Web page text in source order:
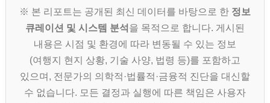
※ 본 리포트는 공개된 최신 데이터를 바탕으로 한 정보
큐레이션 및 시스템 분석 을 목적으로 합니다. 게시된
내용은 시점 및 환경에 따라 변동될 수 있는 정보
(여행지 현지 상황, 기술 사양, 법령 등)를 포함하고
있으며, 전문가의 의학적·법률적·금융적 진단을 대신할
수 없습니다. 모든 결정과 실행에 따른 책임은 사용자